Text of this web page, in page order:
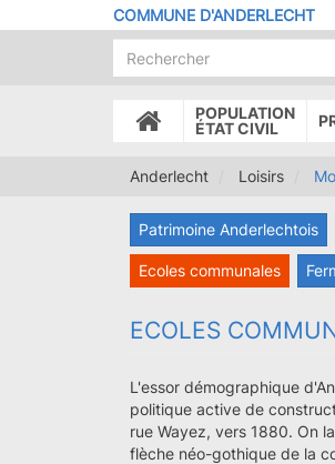
au
COMMUNE D'ANDERLECHT
ACCUEIL
POPULATION
ÉTAT CIVIL
Anderlecht Loisirs
Patrimoine Anderlechtois
Ecoles communales
ECOLES
L'essor démographique
politique active de
rue Wayez, vers 1880. On
flèche néo-gothique de la